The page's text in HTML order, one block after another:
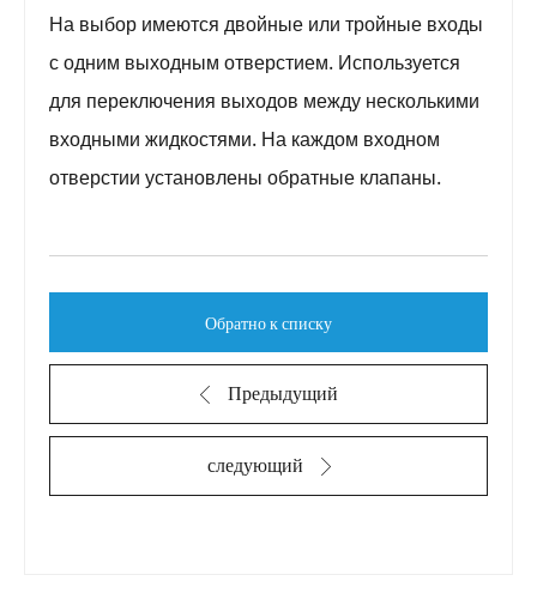
На выбор имеются двойные или тройные входы
с одним выходным отверстием. Используется
для переключения выходов между несколькими
входными жидкостями. На каждом входном
отверстии установлены обратные клапаны.
Предыдущий
Обратно к списку
следующий